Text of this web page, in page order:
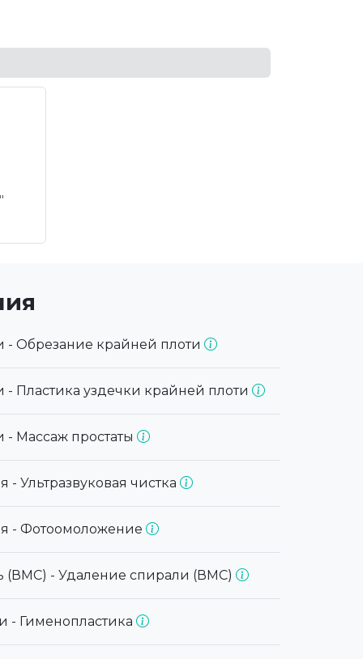
- Обрезание крайней плоти
- Пластика уздечки крайней плоти
- Массаж простаты
- Ультразвуковая чистка
- Фотоомоложение
(ВМС) - Удаление спирали (ВМС)
- Гименопластика